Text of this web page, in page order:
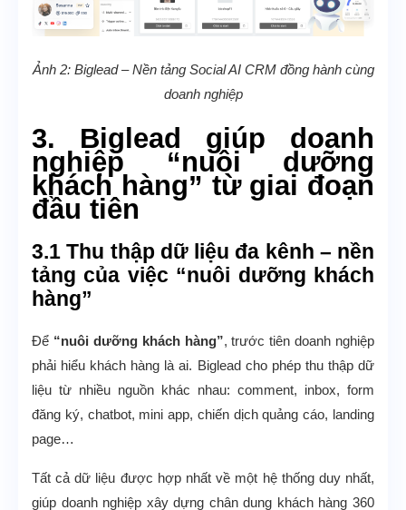
Ảnh 2: Biglead – Nền tảng Social AI CRM đồng hành cùng
doanh nghiệp
3. Biglead giúp doanh
nghiệp “nuôi dưỡng
khách hàng” từ giai đoạn
đầu tiên
3.1 Thu thập dữ liệu đa kênh – nền
tảng của việc “nuôi dưỡng khách
hàng”
Để “nuôi dưỡng khách hàng”, trước tiên doanh nghiệp
phải hiểu khách hàng là ai. Biglead cho phép thu thập dữ
liệu từ nhiều nguồn khác nhau: comment, inbox, form
đăng ký, chatbot, mini app, chiến dịch quảng cáo, landing
page…
Tất cả dữ liệu được hợp nhất về một hệ thống duy nhất,
giúp doanh nghiệp xây dựng chân dung khách hàng 360